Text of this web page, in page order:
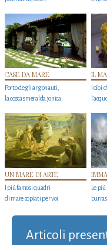
CASE DA MARE
Porto degli argonauti,
la costa smeralda jonica
IL
I cibi
UN MARE DI ARTE
I più famosi quadri
di mare copiati per voi
Le
Articoli